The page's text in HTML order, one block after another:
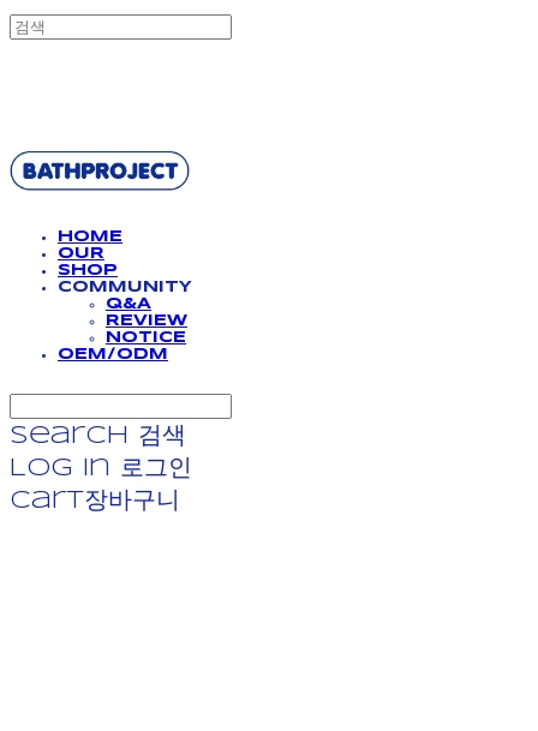
HOME
OUR
SHOP
COMMUNITY
Q&A
REVIEW
NOTICE
OEM/ODM
Search
검색
Log In
로그인
Cart장바구니